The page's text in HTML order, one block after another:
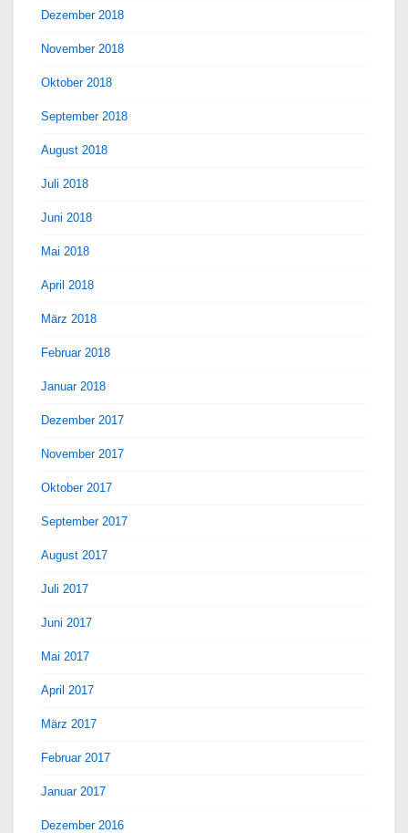
Dezember 2018
November 2018
Oktober 2018
September 2018
August 2018
Juli 2018
Juni 2018
Mai 2018
April 2018
März 2018
Februar 2018
Januar 2018
Dezember 2017
November 2017
Oktober 2017
September 2017
August 2017
Juli 2017
Juni 2017
Mai 2017
April 2017
März 2017
Februar 2017
Januar 2017
Dezember 2016